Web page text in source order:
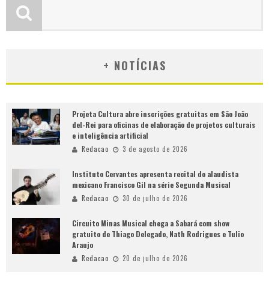
+ NOTÍCIAS
Projeta Cultura abre inscrições gratuitas em São João
del-Rei para oficinas de elaboração de projetos culturais
e inteligência artificial
Redacao 3 de agosto de 2026
Instituto Cervantes apresenta recital do alaudista
mexicano Francisco Gil na série Segunda Musical
Redacao 30 de julho de 2026
Circuito Minas Musical chega a Sabará com show
gratuito de Thiago Delegado, Nath Rodrigues e Tulio
Araujo
Redacao 20 de julho de 2026